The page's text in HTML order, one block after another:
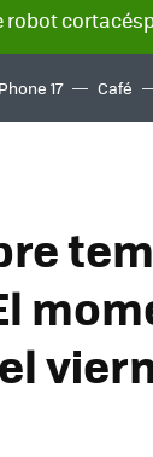
robot
17 Café